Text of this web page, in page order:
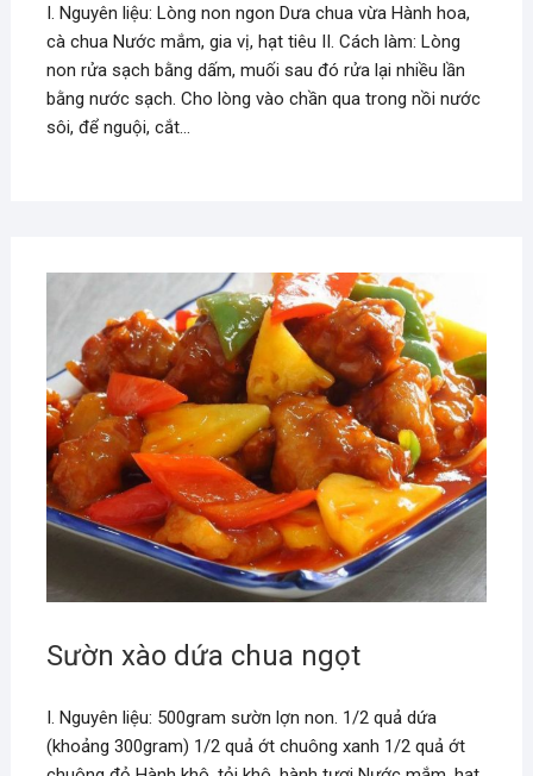
I. Nguyên liệu: Lòng non ngon Dưa chua vừa Hành hoa,
cà chua Nước mắm, gia vị, hạt tiêu II. Cách làm: Lòng
non rửa sạch bằng dấm, muối sau đó rửa lại nhiều lần
bằng nước sạch. Cho lòng vào chần qua trong nồi nước
sôi, để nguội, cắt…
Sườn xào dứa chua ngọt
I. Nguyên liệu: 500gram sườn lợn non. 1/2 quả dứa
(khoảng 300gram) 1/2 quả ớt chuông xanh 1/2 quả ớt